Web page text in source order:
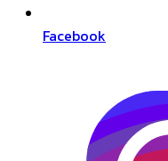
Facebook